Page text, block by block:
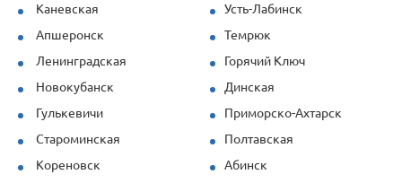
Каневская
Усть-Лабинск
Апшеронск
Темрюк
Ленинградская
Горячий Ключ
Новокубанск
Динская
Гулькевичи
Приморско-Ахтарск
Староминская
Полтавская
Кореновск
Абинск